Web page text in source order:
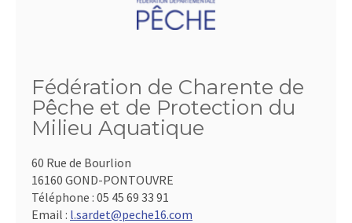
Fédération de Charente de
Pêche et de Protection du
Milieu Aquatique
60 Rue de Bourlion
16160 GOND-PONTOUVRE
Téléphone : 05 45 69 33 91
Email : l.sardet@peche16.com